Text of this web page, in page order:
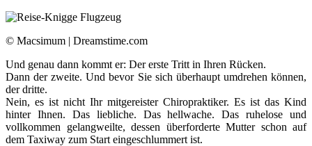
© Macsimum | Dreamstime.com
Und genau dann kommt er: Der erste Tritt in Ihren Rücken.
Dann der zweite. Und bevor Sie sich überhaupt umdrehen können,
der dritte.
Nein, es ist nicht Ihr mitgereister Chiropraktiker. Es ist das Kind
hinter Ihnen. Das liebliche. Das hellwache. Das ruhelose und
vollkommen gelangweilte, dessen überforderte Mutter schon auf
dem Taxiway zum Start eingeschlummert ist.